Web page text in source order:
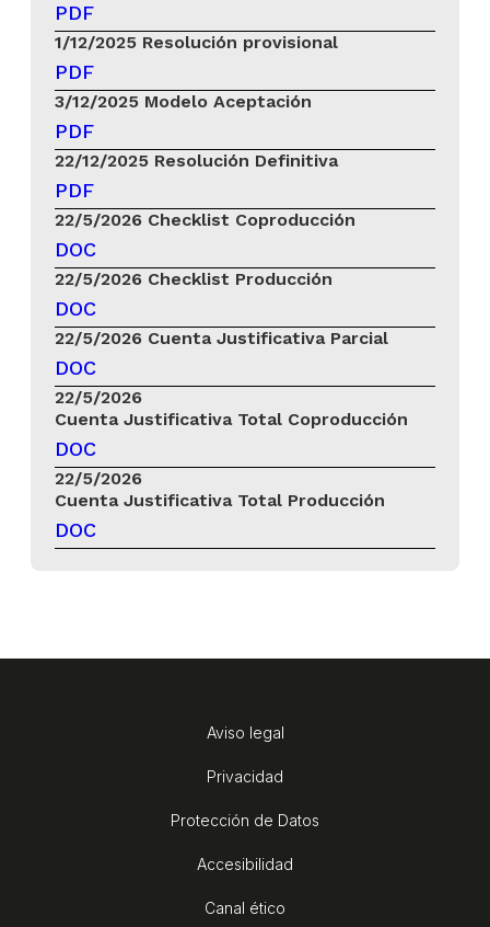
PDF
1/12/2025 Resolución provisional
PDF
3/12/2025 Modelo Aceptación
PDF
22/12/2025 Resolución Definitiva
PDF
22/5/2026 Checklist Coproducción
DOC
22/5/2026 Checklist Producción
DOC
22/5/2026 Cuenta Justificativa Parcial
DOC
22/5/2026
Cuenta Justificativa Total Coproducción
DOC
22/5/2026
Cuenta Justificativa Total Producción
DOC
Aviso legal
Privacidad
Protección de Datos
Accesibilidad
Canal ético